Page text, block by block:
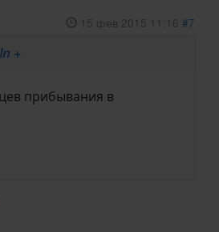
15 фев 2015 11:16 #7
+
прибывания в